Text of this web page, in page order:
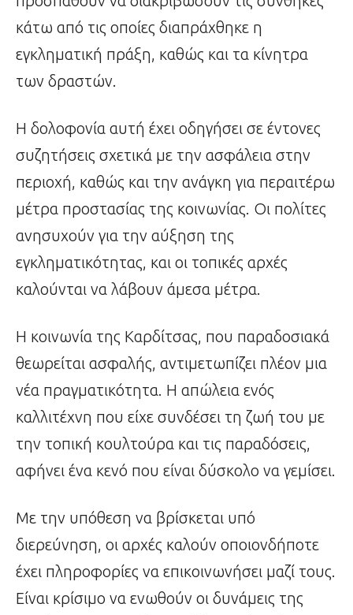
κάτω από τις οποίες διαπράχθηκε η
εγκληματική πράξη, καθώς και τα κίνητρα
των δραστών.
Η δολοφονία αυτή έχει οδηγήσει σε έντονες
συζητήσεις σχετικά με την ασφάλεια στην
περιοχή, καθώς και την ανάγκη για περαιτέρω
μέτρα προστασίας της κοινωνίας. Οι πολίτες
ανησυχούν για την αύξηση της
εγκληματικότητας, και οι τοπικές αρχές
καλούνται να λάβουν άμεσα μέτρα.
Η κοινωνία της Καρδίτσας, που παραδοσιακά
θεωρείται ασφαλής, αντιμετωπίζει πλέον μια
νέα πραγματικότητα. Η απώλεια ενός
καλλιτέχνη που είχε συνδέσει τη ζωή του με
την τοπική κουλτούρα και τις παραδόσεις,
αφήνει ένα κενό που είναι δύσκολο να γεμίσει.
Με την υπόθεση να βρίσκεται υπό
διερεύνηση, οι αρχές καλούν οποιονδήποτε
έχει πληροφορίες να επικοινωνήσει μαζί τους.
Είναι κρίσιμο να ενωθούν οι δυνάμεις της